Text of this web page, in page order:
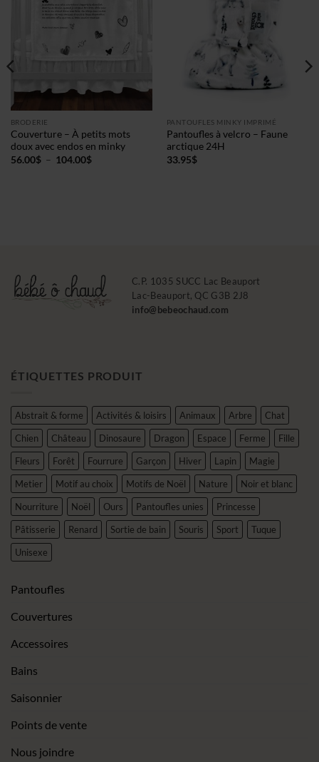
BRODERIE
Couverture – À petits mots
doux avec endos en minky
56.00$ – 104.00$Plage
PANTOUFLES MINKY IMPRIMÉ
Pantoufles à velcro – Faune
arctique 24H
33.95$
C.P. 1035 SUCC Lac Beauport
Lac-Beauport, QC G3B 2J8
info@bebeochaud.com
ÉTIQUETTES PRODUIT
Abstrait & forme Activités & loisirs Animaux Arbre
Chat
Chien
Château Dinosaure Dragon Espace Ferme
Fille
Fleurs
Forêt Fourrure Garçon Hiver Lapin
Magie
Metier
Motif au choix Motifs de Noël Nature
Noir et blanc
Nourriture
Noël Ours Pantoufles unies
Princesse
Pâtisserie
Renard Sortie de bain Souris Sport
Tuque
Unisexe
Pantoufles
Couvertures
Accessoires
Bains
Saisonnier
Points de vente
Nous joindre